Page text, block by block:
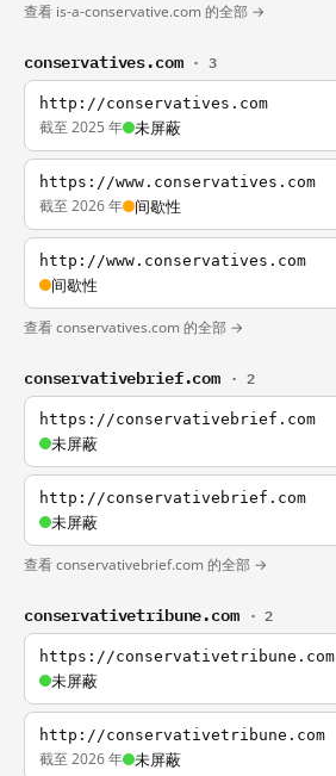
查看 is-a-conservative.com 的全部 →
conservatives.com · 3
http://conservatives.com
截至 2025 年 未屏蔽
https://www.conservatives.com
截至 2026 年 间歇性
http://www.conservatives.com
间歇性
查看 conservatives.com 的全部 →
conservativebrief.com · 2
https://conservativebrief.com
未屏蔽
http://conservativebrief.com
未屏蔽
查看 conservativebrief.com 的全部 →
conservativetribune.com · 2
https://conservativetribune.com
未屏蔽
http://conservativetribune.com
截至 2026 年 未屏蔽